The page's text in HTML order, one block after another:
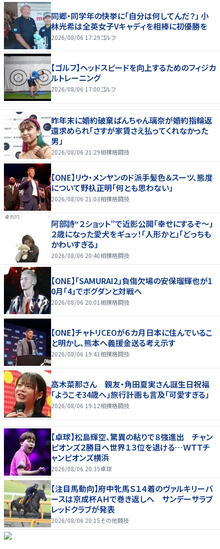
同郷・同学年の快挙に「自分は何してんだ？」 小
林光希は全英女子Vキャディを相棒に初優勝を
2026/08/06 17:29ゴルフ
【ゴルフ】ヘッドスピードを向上するためのフィジカ
ルトレーニング
2026/08/06 17:00ゴルフ
昨年末に婚約破棄ぱんちゃん璃奈が婚約指輪返
還求められ「さすが家賃さえ払ってくれなかった
男」
2026/08/06 21:29相撲格闘技
【ONE】リウ・メンヤンのド派手髪色＆スーツ、態度
について野杁正明「何とも思わない」
2026/08/06 21:03相撲格闘技
阿部詩“２ショット”で近影公開「幸せにするぞ〜」
２歳になった愛犬をギュッ！「人形かと」「どっちも
かわいすぎる」
2026/08/06 20:40相撲格闘技
【ONE】「SAMURAI2」負傷欠場の安保瑠輝也が1
0月「4」でボグダンと対戦へ
2026/08/06 20:01 相撲格闘技
【ONE】チャトリCEOが６カ月日本に住んでいるこ
と明かし、熊本へ義援金送る考え示す
2026/08/06 19:41 相撲格闘技
高木菜那さん 親友・角田夏実さん誕生日祝福
「ようこそ34歳へ」旅行計画も言及「可愛すぎる」
2026/08/06 19:12相撲格闘技
【卓球】松島輝空、驚異の粘りで８強進出 チャン
ピオンズ２勝目へ世界１３位を退ける…ＷＴＴチ
ャンピオンズ横浜
2026/08/06 20:35卓球
【注目馬動向】府中牝馬Ｓ１４着のヴァルキリーバ
ースは京成杯ＡＨで巻き返しへ サンデーサラブ
レッドクラブが発表
2026/08/06 20:15その他競技